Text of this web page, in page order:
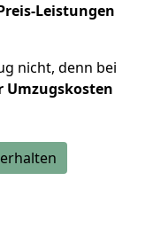
Leistungen
nicht, denn bei
Umzugskosten